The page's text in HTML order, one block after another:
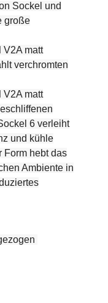
Sockel und
große
V2A matt
verchromten
V2A matt
6 verleiht
und kühle
Form hebt das
Ambiente in